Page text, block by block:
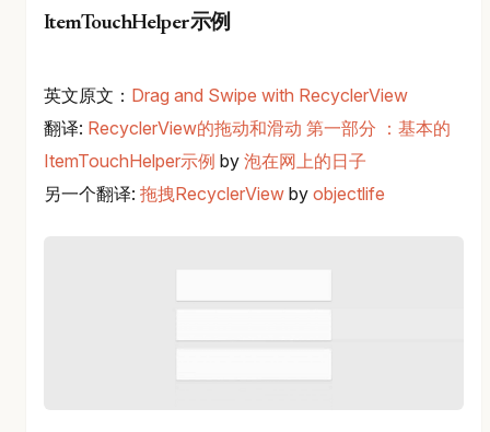
ItemTouchHelper示例
英文原文： Drag and Swipe with RecyclerView
翻译: RecyclerView的拖动和滑动 第一部分 ：基本的
ItemTouchHelper示例 by 泡在网上的日子
另一个翻译: 拖拽RecyclerView by objectlife